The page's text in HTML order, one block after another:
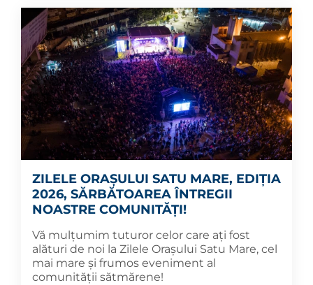
ZILELE ORAȘULUI SATU MARE, EDIȚIA
2026, SĂRBĂTOAREA ÎNTREGII
NOASTRE COMUNITĂȚI!
Vă mulțumim tuturor celor care ați fost
alături de noi la Zilele Orașului Satu Mare, cel
mai mare și frumos eveniment al
comunității sătmărene!